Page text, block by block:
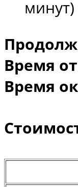
минут)
Время
Время